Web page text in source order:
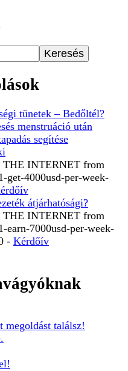
tünetek – Bedőltél?
menstruáció után
segítése
INTERNET from
get-4000usd-per-week-
átjárhatósági?
INTERNET from
earn-7000usd-per-week-
- Kérdőív
megoldást találsz!